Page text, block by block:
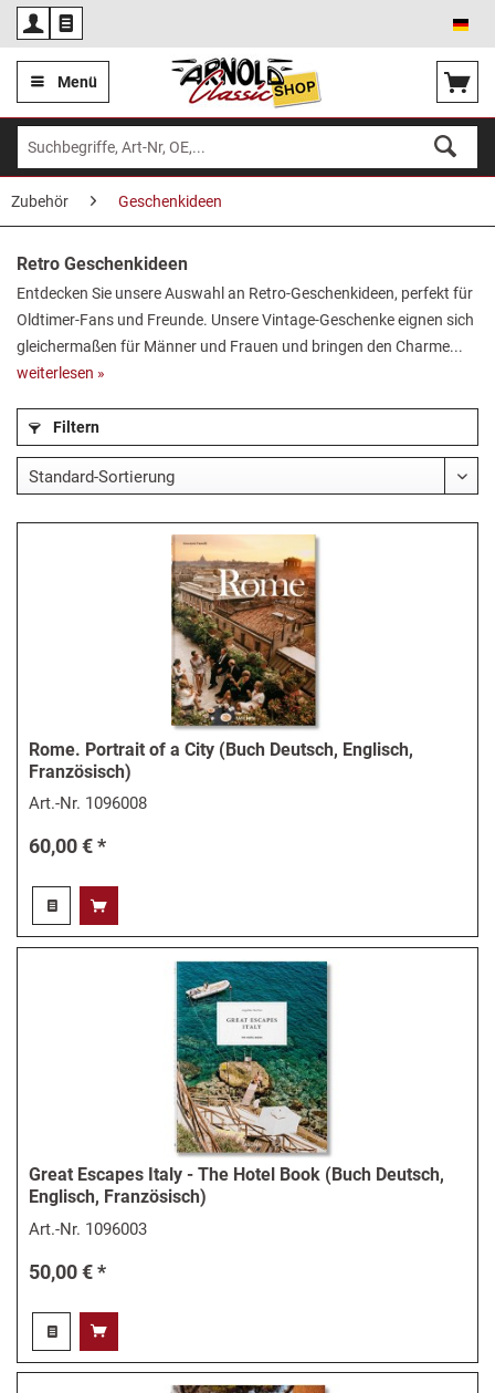
Menü
Zubehör Geschenkideen
Retro Geschenkideen
Entdecken Sie unsere Auswahl an Retro-Geschenkideen, perfekt für
Oldtimer-Fans und Freunde. Unsere Vintage-Geschenke eignen sich
gleichermaßen für Männer und Frauen und bringen den Charme...
weiterlesen »
Filtern
Rome. Portrait of a City (Buch Deutsch, Englisch,
Französisch)
Art.-Nr. 1096008
60,00 € *
Great Escapes Italy - The Hotel Book (Buch Deutsch,
Englisch, Französisch)
Art.-Nr. 1096003
50,00 € *